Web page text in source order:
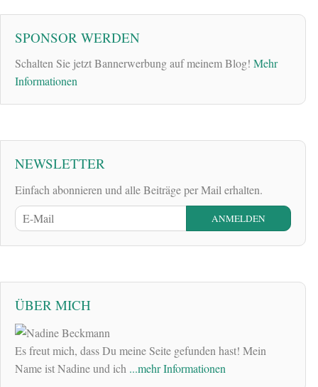
SPONSOR WERDEN
Schalten Sie jetzt Bannerwerbung auf meinem Blog! Mehr
Informationen
NEWSLETTER
Einfach abonnieren und alle Beiträge per Mail erhalten.
ÜBER MICH
Es freut mich, dass Du meine Seite gefunden hast! Mein
Name ist Nadine und ich ...mehr Informationen